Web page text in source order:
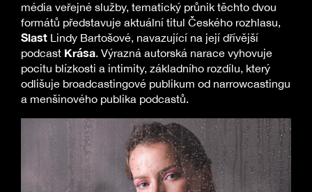
média veřejné služby, tematický průnik těchto dvou
formátů představuje aktuální titul Českého rozhlasu,
Slast Lindy Bartošové, navazující na její dřívější
podcast Krása. Výrazná autorská narace vyhovuje
pocitu blízkosti a intimity, základního rozdílu, který
odlišuje broadcastingové publikum od narrowcastingu
a menšinového publika podcastů.